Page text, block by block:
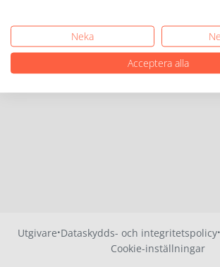
Utgivare·Dataskydds- och integritetspolicy·
Cookie-inställningar
Neka
Acceptera alla